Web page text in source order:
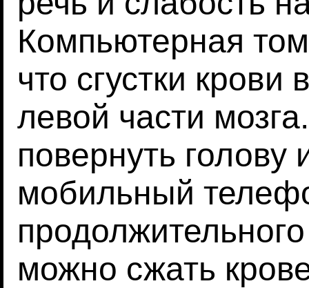
Компьютерная
что сгустки крови
левой части
повернуть голову
мобильный
можно сжать